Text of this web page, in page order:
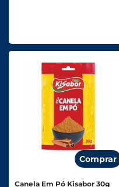
Comprar
Canela Em Pó Kisabor 30g